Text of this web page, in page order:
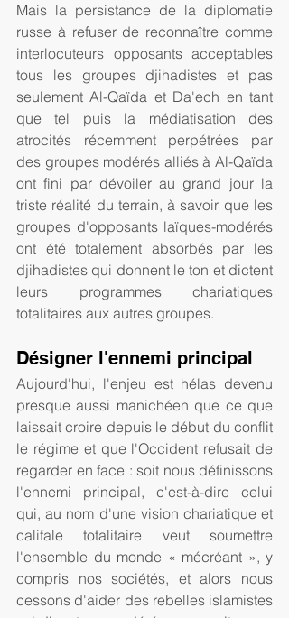
Mais la persistance de la diplomatie
russe à refuser de reconnaître comme
interlocuteurs opposants acceptables
tous les groupes djihadistes et pas
seulement Al-Qaïda et Da'ech en tant
que tel puis la médiatisation des
atrocités récemment perpétrées par
des groupes modérés alliés à Al-Qaïda
ont fini par dévoiler au grand jour la
triste réalité du terrain, à savoir que les
groupes d'opposants laïques-modérés
ont été totalement absorbés par les
djihadistes qui donnent le ton et dictent
leurs programmes chariatiques
totalitaires aux autres groupes.
Désigner l'ennemi principal
Aujourd'hui, l'enjeu est hélas devenu
presque aussi manichéen que ce que
laissait croire depuis le début du conflit
le régime et que l'Occident refusait de
regarder en face : soit nous définissons
l'ennemi principal, c'est-à-dire celui
qui, au nom d'une vision chariatique et
califale totalitaire veut soumettre
l'ensemble du monde « mécréant », y
compris nos sociétés, et alors nous
cessons d'aider des rebelles islamistes